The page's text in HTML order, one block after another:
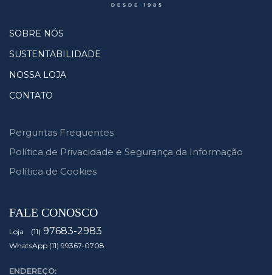
SOBRE NÓS
SUSTENTABILIDADE
NOSSA LOJA
CONTATO
Perguntas Frequentes
Política de Privacidade e Segurança da Informação
Política de Cookies
FALE CONOSCO
Loja (11) 97683-2983
WhatsApp (11) 99367-0708
ENDEREÇO: